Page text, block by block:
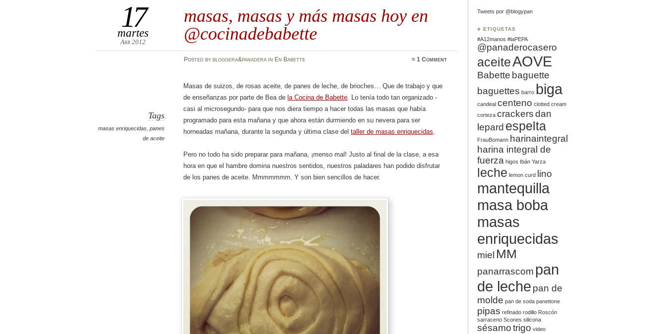
masas, masas y más masas hoy en
@cocinadebabette
17
martes
Abr 2012
Posted by bloggera&panaderain En Babette ≈1 Comment
Tags
masas enriquecidas ,panes
de aceite
Masas de suizos, de rosas aceite, de panes de leche, de brioches… Que de trabajo y que
de enseñanzas por parte de Bea de la Cocina de Babette. Lo tenía todo tan organizado -
casi al microsegundo- para que nos diera tiempo a hacer todas las masas que había
programado para esta mañana y que ahora están durmiendo en su nevera para ser
horneadas mañana, durante la segunda y última clase deltaller de masas enriquecidas.
Pero no todo ha sido preparar para mañana, ¡menso mal! Justo al final de la clase, a esa
hora en que el hambre domina nuestros sentidos, nuestros paladares han podido disfrutar
de los panes de aceite. Mmmmmmm. Y son bien sencillos de hacer.
Tweets por @blogypan
♣ ETIQUETAS
#A12manos #laPEPA
@panaderocasero
aceiteAOVE
Babette baguette
baguettes barro biga
candeal centeno clotted cream
corteza crackersdan
lepard espelta
FrauBomann harinaintegral
harina integral de
fuerza higos Ibán Yarza
leche lemon curd lino
mantequilla
masa boba
masas
enriquecidas
miel MM
panarrascom pan
de leche pan de
molde pan de soda panettone
pipas refinado rodillo Roscón
sarraceno Scones silicona
sésamotrigo video